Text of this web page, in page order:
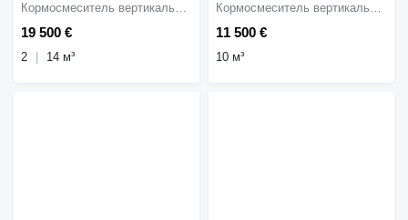
19 500 €
Кормосмеситель вертикальный
2 14 м³
11 500 €
Кормосмеситель вертикальный
10 м³